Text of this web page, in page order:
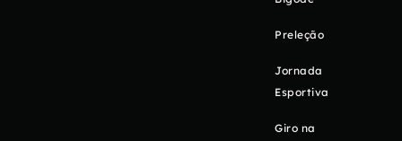
Preleção
Jornada
Esportiva
Giro na